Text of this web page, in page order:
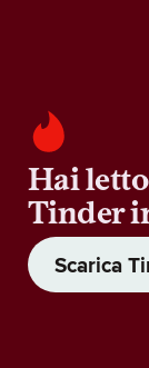
Hai
Tinder
Scarica